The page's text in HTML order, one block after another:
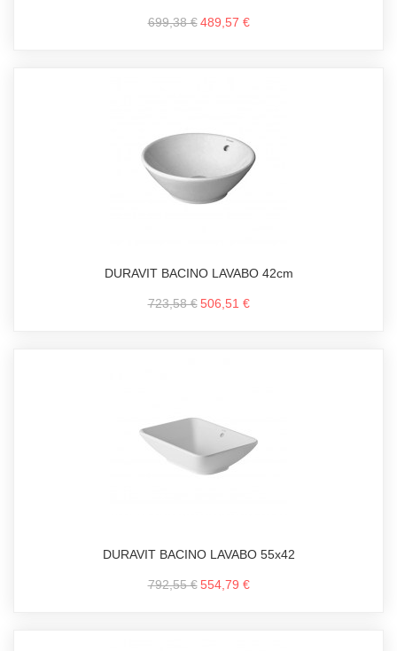
699,38 € 489,57 €
DURAVIT BACINO LAVABO 42cm
723,58 € 506,51 €
DURAVIT BACINO LAVABO 55x42
792,55 € 554,79 €